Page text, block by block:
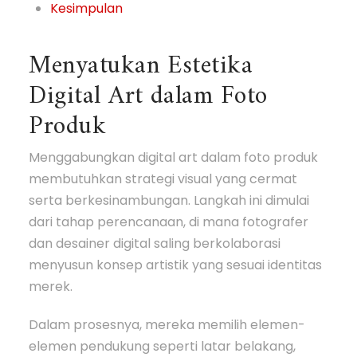
Kesimpulan
Menyatukan Estetika
Digital Art dalam Foto
Produk
Menggabungkan digital art dalam foto produk
membutuhkan strategi visual yang cermat
serta berkesinambungan. Langkah ini dimulai
dari tahap perencanaan, di mana fotografer
dan desainer digital saling berkolaborasi
menyusun konsep artistik yang sesuai identitas
merek.
Dalam prosesnya, mereka memilih elemen-
elemen pendukung seperti latar belakang,